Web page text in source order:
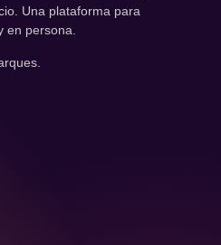
Una plataforma para
en persona.